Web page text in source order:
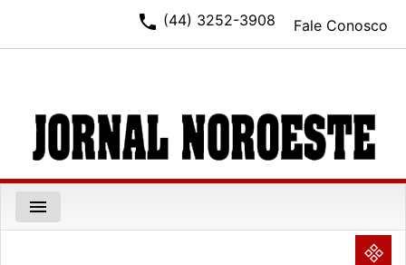
Fale Conosco
phone (44) 3252-3908
menu
NULL